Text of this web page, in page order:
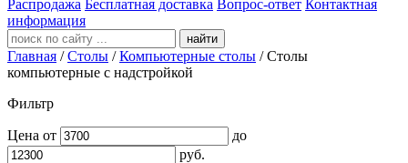
Распродажа Бесплатная доставка Вопрос-ответ Контактная
информация
найти
Главная /Столы /Компьютерные столы /Столы
компьютерные с надстройкой
Фильтр
Цена от
до
руб.